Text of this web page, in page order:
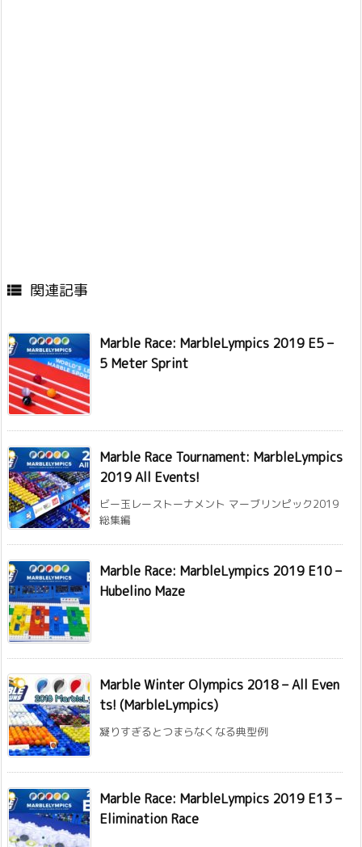
 関連記事
Marble Race: MarbleLympics 2019 E5 –
5 Meter Sprint
Marble Race Tournament: MarbleLympics
2019 All Events!
ビー玉レーストーナメント マーブリンピック2019
総集編
Marble Race: MarbleLympics 2019 E10 –
Hubelino Maze
Marble Winter Olympics 2018 – All Even
ts! (MarbleLympics)
凝りすぎるとつまらなくなる典型例
Marble Race: MarbleLympics 2019 E13 –
Elimination Race